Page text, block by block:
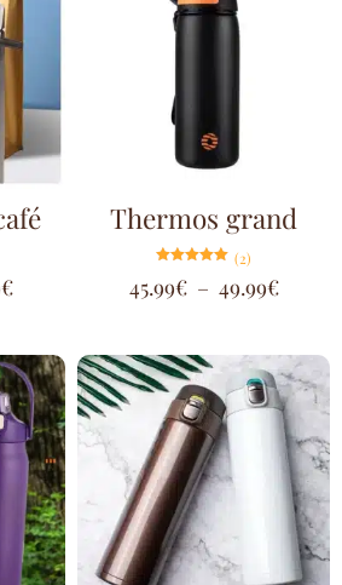
€
Thermos grand
5.00
sur 5
(2)
45.99€ – 49.99€